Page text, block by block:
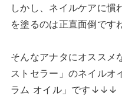
しかし、ネイルケアに慣
を塗るのは正直面倒です
そんなアナタにオスス
ストセラー」のネイルオ
ラム オイル」です↓↓↓